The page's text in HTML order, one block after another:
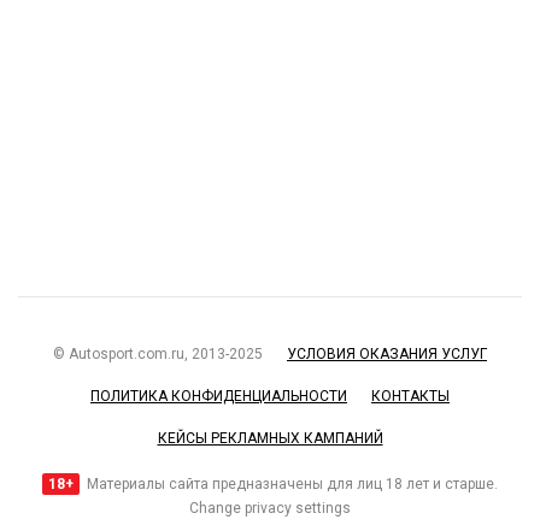
© Autosport.com.ru, 2013-2025 УСЛОВИЯ ОКАЗАНИЯ УСЛУГ
ПОЛИТИКА КОНФИДЕНЦИАЛЬНОСТИ КОНТАКТЫ
КЕЙСЫ РЕКЛАМНЫХ КАМПАНИЙ
18+
Материалы сайта предназначены для лиц 18 лет и старше.
Change privacy settings